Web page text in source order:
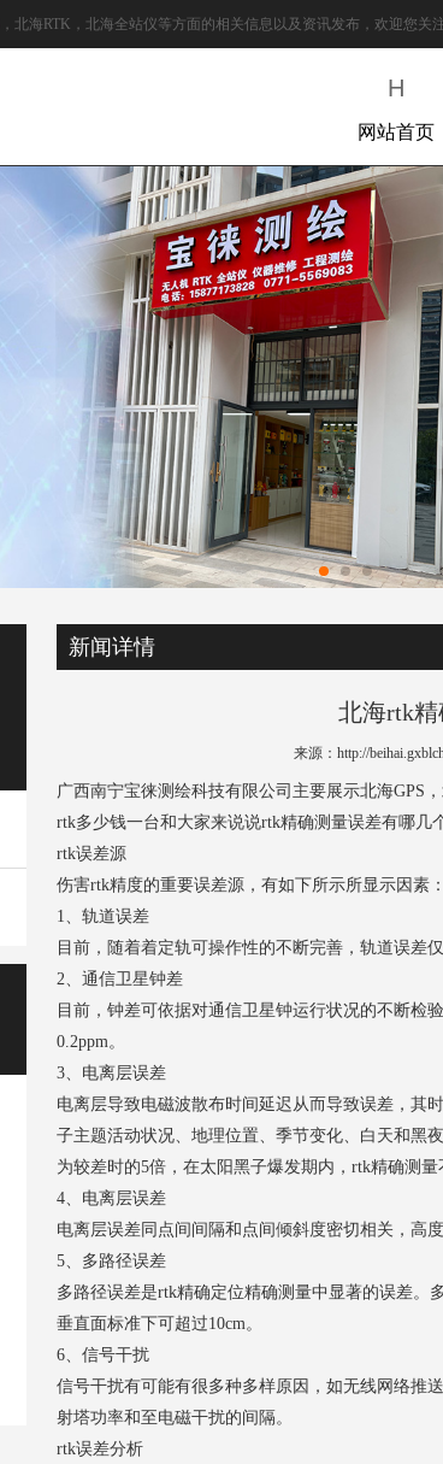
，北海RTK，北海全站仪等方面的相关信息以及资讯发布，欢迎您关
H
网站首页
新闻详情
北海rtk精
来源：http://
广西南宁宝徕测绘科技有限公司主要展示北海GPS
rtk多少钱一台和大家来说说rtk精确测量误差有哪几
rtk误差源
伤害rtk精度的重要误差源，有如下所示所显示因素：
1、轨道误差
目前，随着着定轨可操作性的不断完善，轨道误差
2、通信卫星钟差
目前，钟差可依据对通信卫星钟运行状况的不断检
0.2ppm。
3、电离层误差
电离层导致电磁波散布时间延迟从而导致误差，其
子主题活动状况、地理位置、季节变化、白天和黑
为较差时的5倍，在太阳黑子爆发期内，rtk精确测量
4、电离层误差
电离层误差同点间间隔和点间倾斜度密切相关，高
5、多路径误差
多路径误差是rtk精确定位精确测量中显著的误差。
垂直面标准下可超过10cm。
6、信号干扰
信号干扰有可能有很多种多样原因，如无线网络推
射塔功率和至电磁干扰的间隔。
rtk误差分析